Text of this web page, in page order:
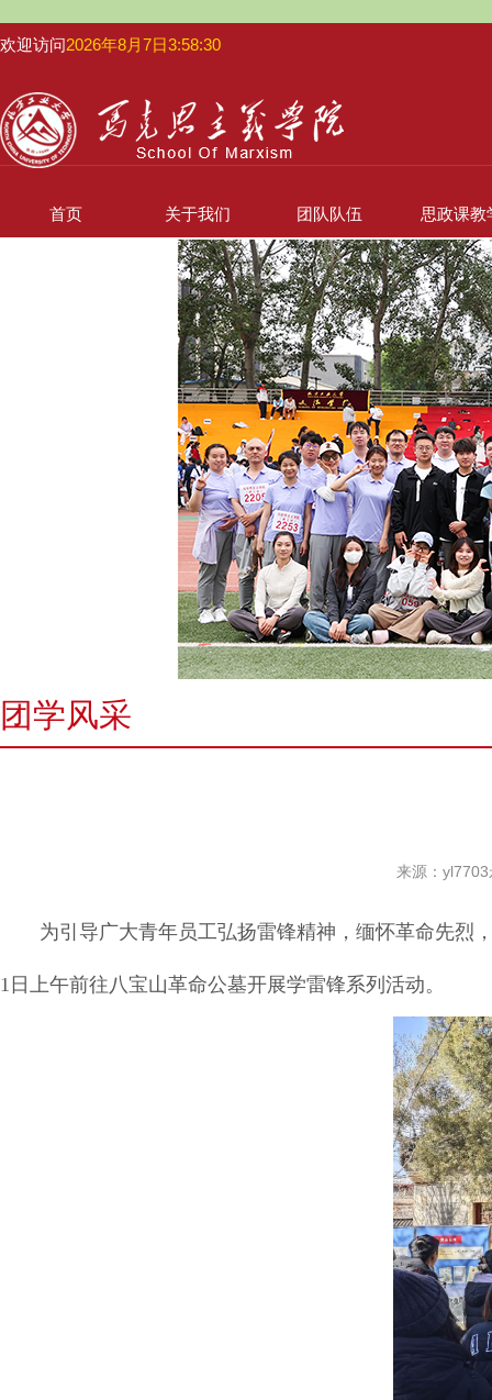
欢迎访问2026年8月7日3:58:30
首页 关于我们 团队队伍 思政课教
团学风采
来源：
为引导广大青年员工弘扬雷锋精神，缅怀革命先烈
1日上午前往八宝山革命公墓开展学雷锋系列活动。